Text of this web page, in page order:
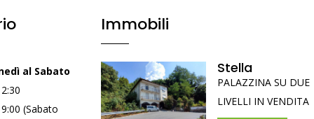
al Sabato
(Sabato
Immobili
Stella
PALAZZINA SU DUE
LIVELLI IN VENDITA